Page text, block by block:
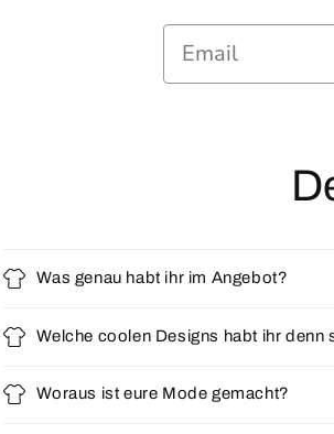
Was genau habt ihr im Angebot?
Welche coolen Designs habt ihr denn
Woraus ist eure Mode gemacht?